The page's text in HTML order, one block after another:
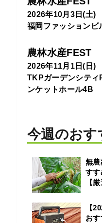
2026年10月3日(土)
福岡ファッションビ
農林水産FEST
2026年11月1日(日)
TKPガーデンシティ
ンケットホール4B
今週のおす
無農
すす
【
【
お